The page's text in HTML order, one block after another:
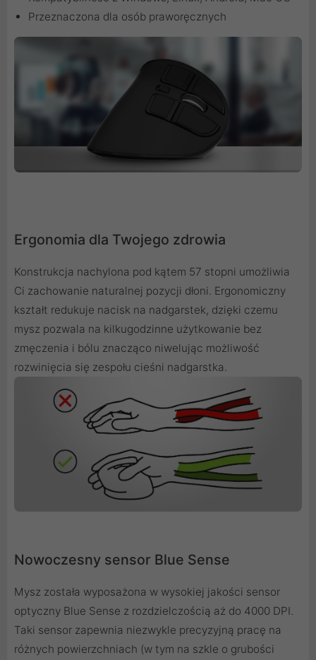
Przeznaczona dla osób praworęcznych
Ergonomia dla Twojego zdrowia
Konstrukcja nachylona pod kątem 57 stopni umożliwia
Ci zachowanie naturalnej pozycji dłoni. Ergonomiczny
kształt redukuje nacisk na nadgarstek, dzięki czemu
mysz pozwala na kilkugodzinne użytkowanie bez
zmęczenia i bólu znacząco niwelując możliwość
rozwinięcia się zespołu cieśni nadgarstka.
Nowoczesny sensor Blue Sense
Mysz została wyposażona w wysokiej jakości sensor
optyczny Blue Sense z rozdzielczością aż do 4000 DPI.
Taki sensor zapewnia niezwykle precyzyjną pracę na
różnych powierzchniach (w tym na szkle o grubości